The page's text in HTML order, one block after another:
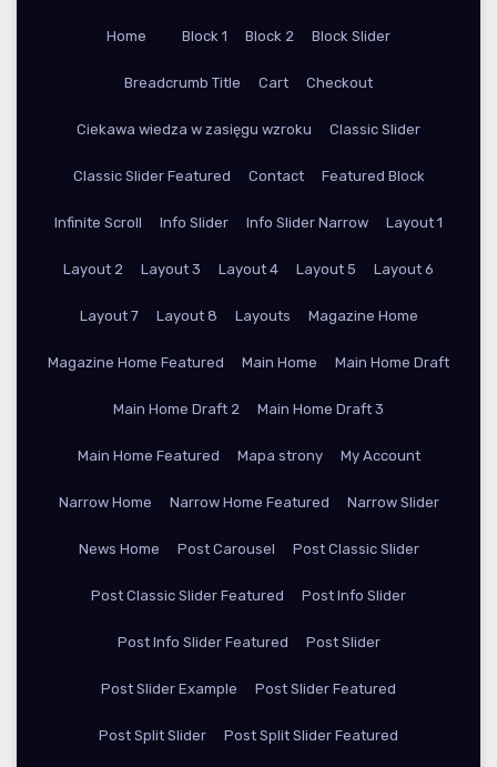
Home Block 1 Block 2 Block Slider
Breadcrumb Title Cart Checkout
Ciekawa wiedza w zasięgu wzroku Classic Slider
Classic Slider Featured Contact Featured Block
Infinite Scroll Info Slider Info Slider Narrow Layout 1
Layout 2 Layout 3 Layout 4 Layout 5 Layout 6
Layout 7 Layout 8 Layouts Magazine Home
Magazine Home Featured Main Home Main Home Draft
Main Home Draft 2 Main Home Draft 3
Main Home Featured Mapa strony My Account
Narrow Home Narrow Home Featured Narrow Slider
News Home Post Carousel Post Classic Slider
Post Classic Slider Featured Post Info Slider
Post Info Slider Featured Post Slider
Post Slider Example Post Slider Featured
Post Split Slider Post Split Slider Featured